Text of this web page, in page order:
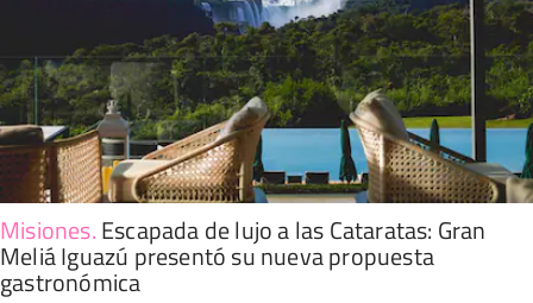
Misiones.Escapada de lujo a las Cataratas: Gran
Meliá Iguazú presentó su nueva propuesta
gastronómica